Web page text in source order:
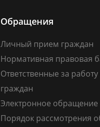
Обращения
Личный прием граждан
Нормативная правовая
Ответственные за
граждан
Электронное обращение
Порядок рассмотрения